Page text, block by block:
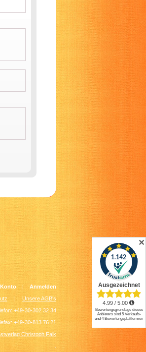
| Anmelden
|Unsere AGB's
+49-30-302 32 34
+49-30-813 76 21
Christoph Falk
✕